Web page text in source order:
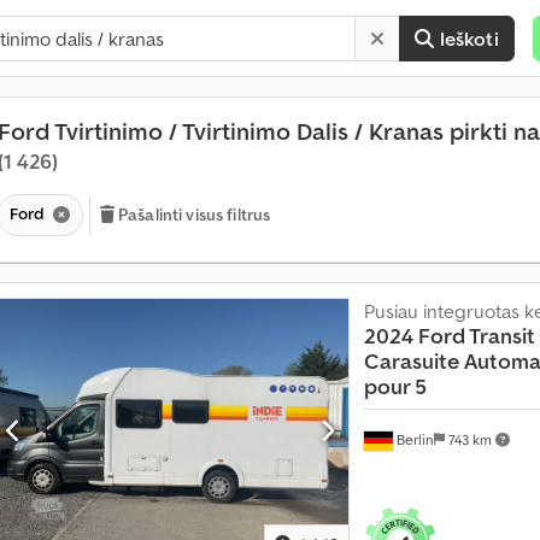
Ieškoti
Ford Tvirtinimo / Tvirtinimo Dalis / Kranas pirkti
426)
Ford Pašalinti visus filtrus
Berlin 743 km
Pusiau integruotas
2024 Ford
Carasuite
pour 5
a
r
d
a
v
i
m
a
s
u